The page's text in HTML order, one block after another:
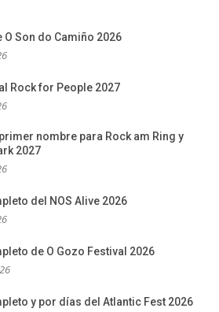
O Son do Camiño 2026
Rock for People 2027
nombre para Rock am Ring y
2027
del NOS Alive 2026
de O Gozo Festival 2026
y por días del Atlantic Fest 2026